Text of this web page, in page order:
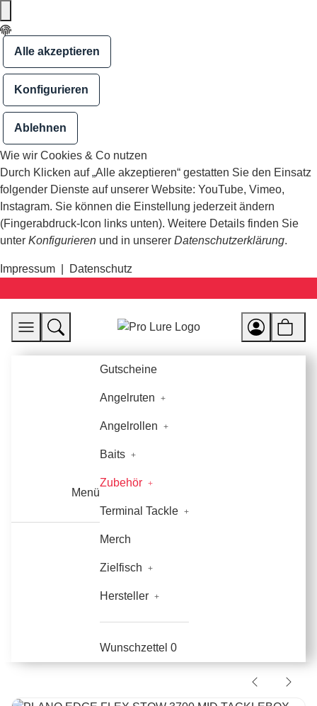
Alle akzeptieren
Konfigurieren
Ablehnen
Wie wir Cookies & Co nutzen
Durch Klicken auf „Alle akzeptieren“ gestatten Sie den Einsatz
folgender Dienste auf unserer Website: YouTube, Vimeo,
Instagram. Sie können die Einstellung jederzeit ändern
(Fingerabdruck-Icon links unten). Weitere Details finden Sie
unter Konfigurieren und in unserer Datenschutzerklärung.
Impressum Datenschutz
Menü
Gutscheine
Angelruten
Angelrollen
Baits
Zubehör
Terminal Tackle
Merch
Zielfisch
Hersteller
Wunschzettel 0